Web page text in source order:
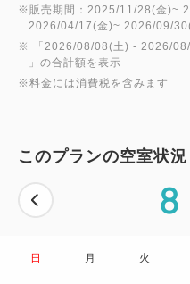
具材をお好きなだけ盛
リザンの朝食革命を是非
－－－－－－－－－－－
朝食付プランです。
★ご予約はインターネ
前まで可能です。
お部屋
※販売期間：2025/11/28(金)~
2026/04/17(金)~ 2026/09/
※ 「 2026/08/08(土) - 2026/
」の合計額を表示
※料金には消費税を含みます
このプランの空室状況
8
日 月 火